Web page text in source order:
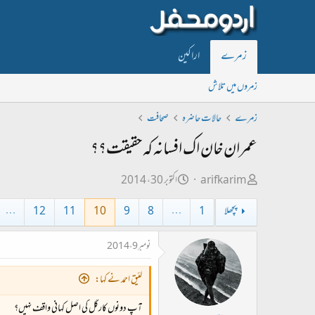
زمرے اراکین
زمروں میں تلاش
زمرے
حالات حاضرہ صحافت
عمران خان اک افسانہ کہ حقیقت؟؟
ص
ا
arifkarim
ت
ا
ر
خ
ا
اکتوبر 30، 2014
پچھلا
1
…
8
9
10
11
12
…
نومبر 9، 2014
لئیق احمد نے کہا:
آپ دونوں کارگل کی اصل کہانی واقف نہیں؟